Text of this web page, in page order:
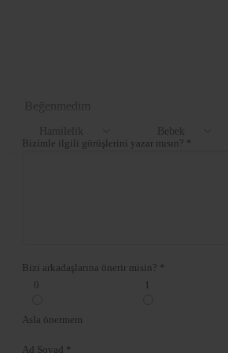
Hamilelik Bebek
Beğenmedim
Bizimle ilgili görüşlerini yazar mısın? *
Bizi arkadaşlarına önerir misin? *
0
1
Asla önermem
Ad Soyad *